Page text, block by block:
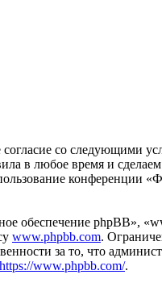
со следующими
в любое время и
конференции
обеспечение phpBB»,
www.phpbb.com.
за то, что
https://www.phpbb.com/.